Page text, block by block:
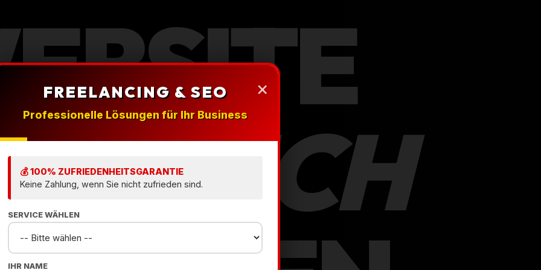
×
FREELANCING & SEO
Professionelle Lösungen für Ihr Business
💰 100% ZUFRIEDENHEITSGARANTIE
Keine Zahlung, wenn Sie nicht zufrieden sind.
SERVICE WÄHLEN
IHR NAME